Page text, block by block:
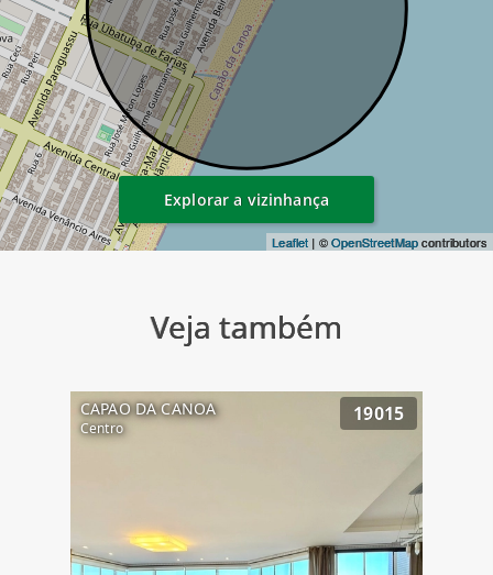
Leaflet | ©OpenStreetMapcontributors
Explorar a vizinhança
Veja também
CAPAO DA CANOA
Centro
19015